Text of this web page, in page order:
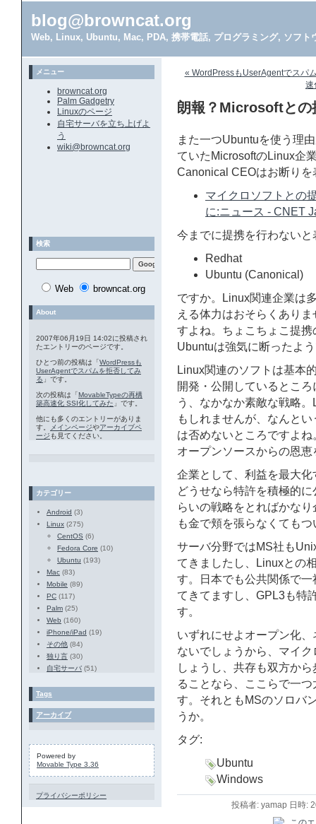
blog@browncat.org
Web, Linux, Ubuntu, Mac, PDA, 携帯電話, プログラミング, ソフト
« WordPressもUserAgentでスパ
速
朗報？Microsoftと
また一つUbuntuを使う理
ていたMicrosoftのLinux企
Canonical CEOはお断り
マイクロソフトとの
に:ニュース - CNET
今までに提携を行わない
Redhat
Ubuntu (Canonical)
ですか。Linux関連企業は
える体力はおそらくあり
すよね。ちょこちょこ提
Ubuntuは強気に断ったよ
Linux関連のソフトは基本
開発・公開しているとこ
う、なかなか素敵な戦略
もしれませんが、なんと
は否めないところですよ
オープンソースからの恩
企業として、利益を最大
どうせなら特許を積極的
らいの戦略をとればかな
も金で頬を張らなくても
サーバ分野ではMS社も
てきましたし、Linuxとの
す。日本でも公共関係で
てきてますし、GPL3も特
す。
いずれにせよオープン化
ないでしょうから、マイ
しょうし、共存も双方か
ることなら、ここらで一
す。それともMSのソロバ
うか。
タグ:
Ubuntu
Windows
投稿者: yamap 日時:
メニュー
browncat.org
Palm Gadgetry
Linuxのページ
自宅サーバを立ち上げよ
う
wiki@browncat.org
検索
Web browncat.org
About
2007年06月19日 14:02に投稿され
たエントリーのページです。
ひとつ前の投稿は「WordPressも
UserAgentでスパムを拒否してみ
る 」です。
次の投稿は「MovableTypeの再構
築高速化 SSI化してみた 」です。
他にも多くのエントリーがありま
す。
メインページやアーカイブペ
ージ も見てください。
カテゴリー
Android (3)
Linux (275)
CentOS (6)
Fedora Core (10)
Ubuntu (193)
Mac (83)
Mobile (89)
PC (117)
Palm (25)
Web (160)
iPhone/iPad (19)
その他 (84)
独り言 (30)
自宅サーバ (51)
Tags
アーカイブ
Powered by
Movable Type 3.36
プライバシーポリシー